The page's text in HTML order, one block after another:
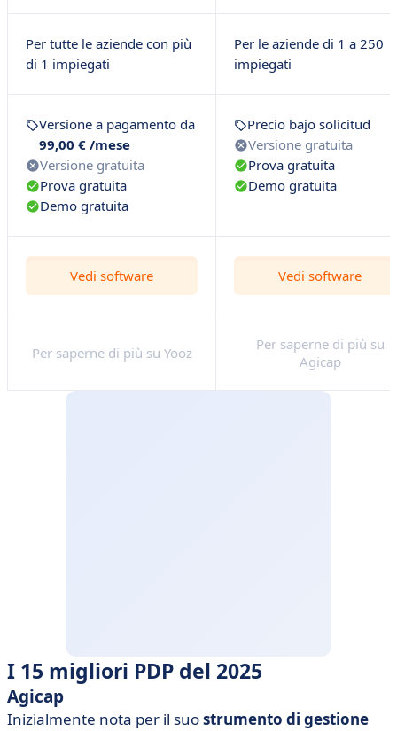
Per tutte le aziende con più
di 1 impiegati
Per le aziende di 1 a 250
impiegati
Versione a pagamento da
99,00 € /mese
Versione gratuita
Prova gratuita
Demo gratuita
Precio bajo solicitud
Versione gratuita
Prova gratuita
Demo gratuita
Vedi software Vedi software
Per saperne di più su Yooz
Per saperne di più su
Agicap
I 15 migliori PDP del 2025
Agicap
Inizialmente nota per il suostrumento di gestione